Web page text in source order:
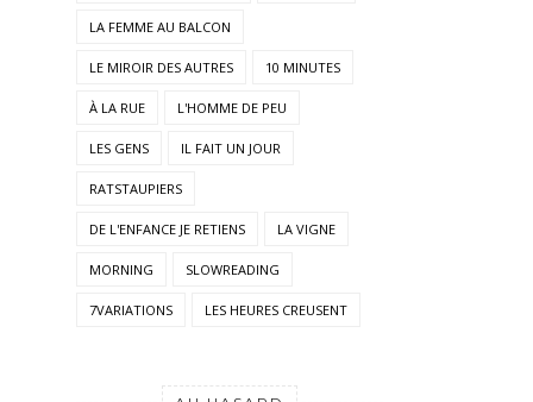
LA FEMME AU BALCON
LE MIROIR DES AUTRES 10 MINUTES
À LA RUE L'HOMME DE PEU
LES GENS IL FAIT UN JOUR
RATSTAUPIERS
DE L'ENFANCE JE RETIENS LA VIGNE
MORNING SLOWREADING
7VARIATIONS LES HEURES CREUSENT